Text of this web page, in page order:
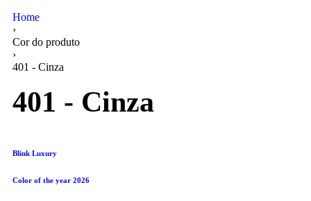
Home
›
Cor do produto
›
401 - Cinza
401 - Cinza
Blink Luxury
Color of the year 2026